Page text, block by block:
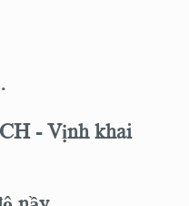
- Vịnh khai